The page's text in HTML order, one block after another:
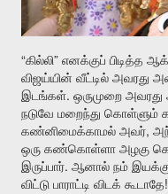
“கில்லி” எனக்குப் பிடித்த
விஜய்யின் வீட்டில் அவரது
இடங்கள். ஒருமுறை அவரது
நடுவே மறைந்து கொள்ளும்
கண்னிமைக்காமல் அவர்,
ஒரு கண்கொள்ளா அழகு
இருப்பார். ஆனால் நம்
விட்டு பாராட்டி விடக் கூடாதே!